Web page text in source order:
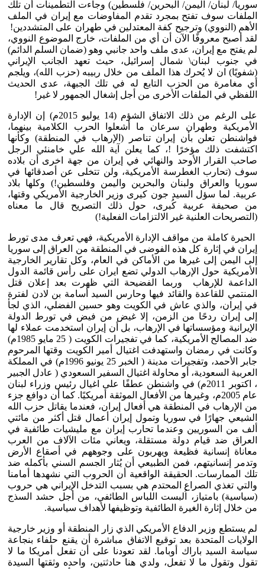
سوريا/ لبنان/ اليمن/ البحرين/ فلسطين) وجاءت التطمينات أن تلك
الملفات سوف تفتح بمجرد تقدم المفاوضات مع إيران في الملف
الأهم (النووي) وترجيح كفة المعتدلين في طهران على المتشددين!
لقد أصبح معروفًا الآن أن أي من الملفات، خارج الموضوع النووي،
لم يفتح مع إيران، عدى ملف واحد جانبي وهو (ضمان السلم الدائم)
في جنوب لبنان\ شمال إسرائيل، حيث تعهد الجانب الإيراني
(شفويًا) ان لا يُحرك هذا الملف من خلال ربيبه (حزب الله)، ويلجم
أي مغامرة من الحزب التابع له في تلك الجبهة، عدى الحديث
اللفظي في الملفات الأخرى من أجل إشغال الجمهور لا غير!
على الرغم من ذلك الاتفاق الشؤم (14 يوليو 2015م) إن الإدارة
الأمريكية وطهران سرعان ما أشعلوا الحرب الكلامية بينهما،
فواشنطن تعلن بأن إيران تناصر (الإرهاب في المنطقة) وكأنها
اكتشفت ذلك مؤخرًا !، كما يعلن آية الله علي خامنئي الرجل
صاحب القرار الأوحد والنهائي في إيران من جهة اخرى أن بلاده
سوف (تحارب الغطرسة الأمريكية، ولن تتخلى عن أصدقائها في
سوريا والعراق ولبنان والبحرين واليمن وفلسطين!) وكلها بلاد
عربية. لما سؤل السيد جون كيرى وزير الخارجية الأمريكي وقتها،
من صحيفة عربية كُبرى، حول ذلك التصريح قال ما معناه
(التصريحات العلنية غير الالتزامات الفعلية!)
الحيرة كاملة من مواقف الإدارة الأمريكية، فهي تعرف مدى تورط
إيران في إثارة كل هذه الفوضى في المنطقة من العراق إلى سوريا
إلى اليمن إلى غيرها من الأماكن في العام، وكل تقارير الخارجية
الأمريكية حول الإرهاب الدولي تضع ايران على رأس قائمة الدول
الداعمة للإرهاب وربما الفضيحة التي ظهرت بعد إعلان قتل
المنتمي للقاعدة والقائد فيها وحارس السيد أسامة بن لادن لفترة
في إيران، والذي عاش في الكويت وهو حسين الفضلي، الذي لجأ
إلى إيران ردحًا من الزمن، إلا غيض من فيض في تورط الدولة
الإيرانية ومؤسساتها في الإرهاب، بل أن إيران استخدمت عملاء لها
ضد المصالح الأمريكية، كما في تفجيرات الكويت ( 25 مايو 1985م)
وكانت في رمضان واستهدفت اغتيال أمير الكويت وقتها المرحوم
جابر الأحمد، وتفجيرات مدينة ( الخبر 25 يونيو 1996م) في المملكة
العربية السعودية، أو محاولة اغتيال السفير السعودي ( عادل الجبير
، اكتوبر 2011م) في واشنطن عطفًا على اغيال رئيس وزراء لبنان
عام 2005م، وغيرها من الأفعال الموثقة أمريكيًا. كما أن دوافع جزء
من الإرهاب في المنطقة هي أفعال إيران، فعندما يقاتل حزب الله
الشيعي جهارًا في سوريا وتمول إيران أعمال قتل أكثر من مائتي
ألف من السوريين وعندما تحارب إيران مع مليشيات طائفية في
العراق ضد قيام دولة مستقلة، ويعاني مئات الآلاف من العرب
معاناة إنسانية فظيعة ويهربون على وجوههم في أصقاع الأرض
وتدمر إنسانيتهم، فمن الطبيعي أن يُثار الجسم السني بأكمله ضد
تلك الممارسات. الحقيقة الواقعية أن الحروب التي نشهدها أمامنا
والتي تغذي الصراع المحتدم هي بسبب التدخل الإيراني هي حروب
(سياسية) بامتياز، اُلبست اللباس الطائفي، من أجل حشد السذج
من خلال إثارة الغيرة الطائفية وتوظيفها لأهداف سياسية.
لم يستطع وزير الدفاع الأمريكي الذي زار المنطقة أو وزير خارجية
الولايات المتحدة بعد توقيع الاتفاق مباشرة أن يقنع حلفاء بنجاعة
سياسة السيد باراك أوباما. لقد تعودنا على أن تفعل أمريكا ما لا
تقول وتقول ما لا تفعل، ولدي هنا حادثتين، واحده وثقتها السيدة